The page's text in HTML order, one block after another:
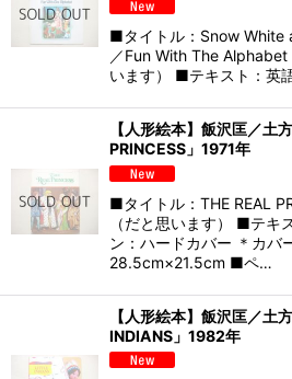
■タイトル：Snow White
／Fun With The
います） ■テキスト：英
【人形絵本】飯沢匡／土
PRINCESS」1971年
■タイトル：THE REAL
（だと思います） ■テキ
ン：ハードカバー ＊カバ
28.5cm×21.5cm ■ペ…
【人形絵本】飯沢匡／土
INDIANS」1982年